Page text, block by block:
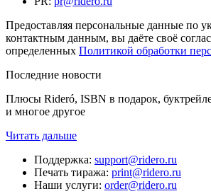
Предоставляя персональные данные по
контактным данным, вы даёте своё
определенных Политикой обработки
Последние новости
Плюсы Rideró, ISBN в подарок,
и многое другое
Читать дальше
Поддержка: support@ridero.ru
Печать тиража: print@ridero.ru
Наши услуги: order@ridero.ru